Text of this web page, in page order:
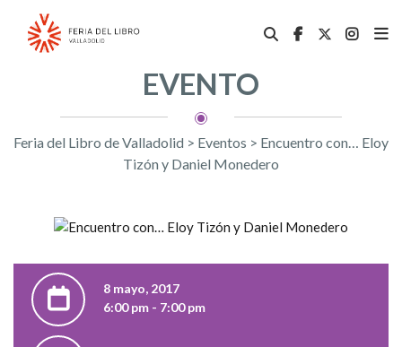
EVENTO
Feria del Libro de Valladolid > Eventos > Encuentro con… Eloy
Tizón y Daniel Monedero
8 mayo, 2017
6:00 pm - 7:00 pm